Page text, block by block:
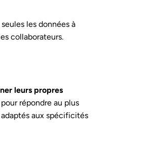
les données à
collaborateurs.
leurs propres
répondre au plus
aux spécificités